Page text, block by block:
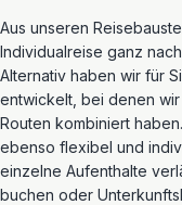
Aus unseren
Individualreise ganz
Alternativ haben wir für
entwickelt, bei denen
Routen kombiniert
ebenso flexibel und
einzelne Aufenthalte
buchen oder